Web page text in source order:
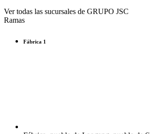
Ver todas las sucursales de GRUPO JSC
Ramas
Fábrica 1